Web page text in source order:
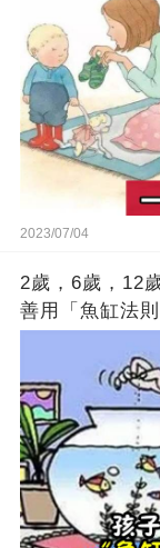
2023/07/04
2歲，6歲，12
善用「魚缸法